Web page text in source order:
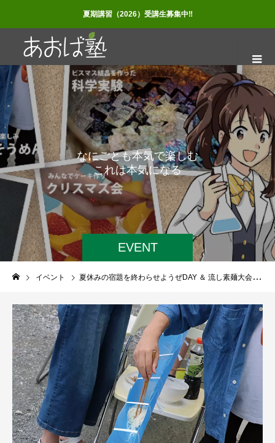
夏期講習（2026）受講生募集中‼
EVENT
なにごとも本気で楽しむ
こ れは本気になるための
イベント 夏休みの宿題を終わらせようぜDAY ＆ 流し素麺大会 開催